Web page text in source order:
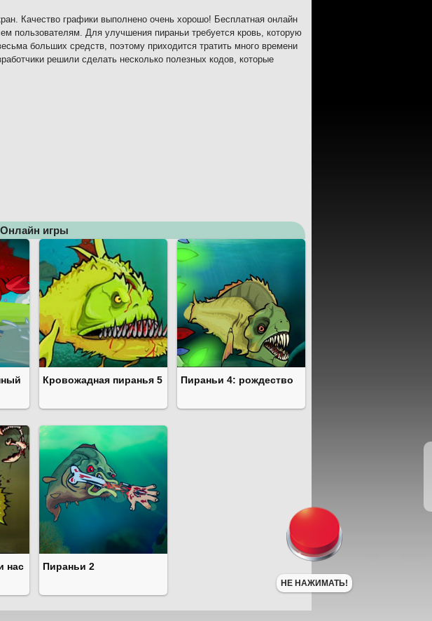
Качество графики выполнено очень хорошо! Бесплатная онлайн
пользователям. Для улучшения пираньи требуется кровь, которую
больших средств, поэтому приходится тратить много времени
решили сделать несколько полезных кодов, которые
Онлайн игры
Кровожадная пиранья 5 Пираньи 4: рождество
нас Пираньи 2
НЕ НАЖИМАТЬ!